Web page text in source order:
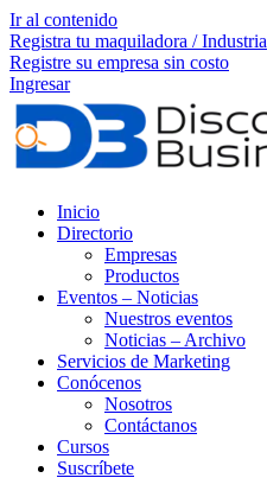
Ir al contenido
Registra tu maquiladora / Industria
Registre su empresa sin costo
Ingresar
Inicio
Directorio
Empresas
Productos
Eventos – Noticias
Nuestros eventos
Noticias – Archivo
Servicios de Marketing
Conócenos
Nosotros
Contáctanos
Cursos
Suscríbete